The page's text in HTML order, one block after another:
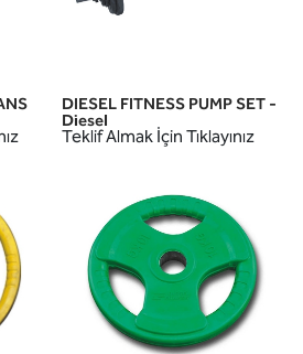
DIESEL FITNESS PUMP SET -
Diesel
Teklif Almak İçin Tıklayınız